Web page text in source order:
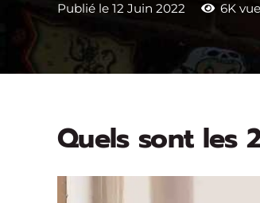
Publié le 12 Juin 2022 6K
Quels sont les